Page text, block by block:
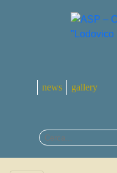
news gallery